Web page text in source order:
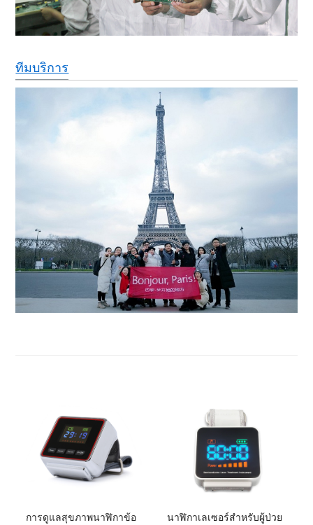
ทีมบริการ
การดูแลสุขภาพนาฬิกาข้อ
นาฬิกาเลเซอร์สำหรับผู้ป่วย